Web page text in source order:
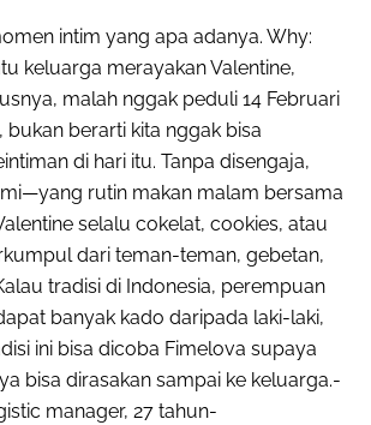
intim yang apa adanya. Why:
keluarga merayakan Valentine,
malah nggak peduli 14 Februari
bukan berarti kita nggak bisa
di hari itu. Tanpa disengaja,
rutin makan malam bersama
selalu cokelat, cookies, atau
dari teman-teman, gebetan,
tradisi di Indonesia, perempuan
banyak kado daripada laki-laki,
ini bisa dicoba Fimelova supaya
bisa dirasakan sampai ke keluarga.-
manager, 27 tahun-